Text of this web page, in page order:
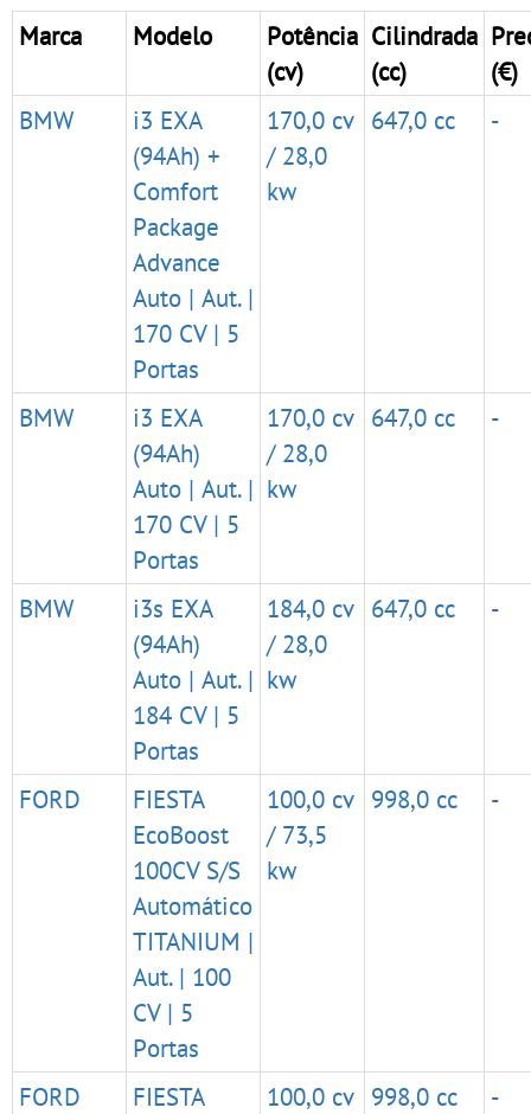
Marca Modelo
Potência
(cv)
Cilindrada
(cc)
(€)
BMW
i3 EXA
(94Ah) +
Comfort
Package
Advance
Auto | Aut. |
170 CV | 5
Portas
170,0 cv
/ 28,0
kw
647,0 cc -
BMW
i3 EXA
(94Ah)
Auto | Aut. |
170 CV | 5
Portas
170,0 cv
/ 28,0
kw
647,0 cc -
BMW
i3s EXA
(94Ah)
Auto | Aut. |
184 CV | 5
Portas
184,0 cv
/ 28,0
kw
647,0 cc -
FORD
FIESTA
EcoBoost
100CV S/S
Automático
TITANIUM |
Aut. | 100
CV | 5
Portas
100,0 cv
/ 73,5
kw
998,0 cc -
FORD
FIESTA
100,0 cv 998,0 cc -